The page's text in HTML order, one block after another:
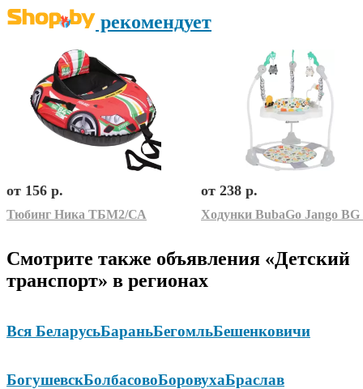
рекомендует
от 156 р.
Тюбинг Ника ТБМ2/СА
от 238 р.
Смотрите также объявления «Детский
транспорт» в регионах
Вся БеларусьБараньБегомльБешенковичи
БогушевскБолбасовоБоровухаБраслав